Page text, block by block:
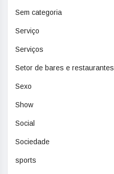
Sem categoria
Serviço
Serviços
Setor de bares e restaurantes
Sexo
Show
Social
Sociedade
sports